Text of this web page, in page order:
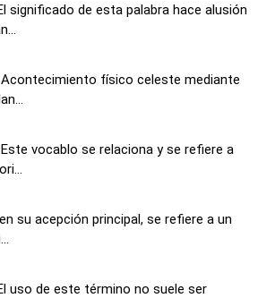
significado de esta palabra hace alusión
físico celeste mediante
vocablo se relaciona y se refiere a
su acepción principal, se refiere a un
uso de este término no suele ser